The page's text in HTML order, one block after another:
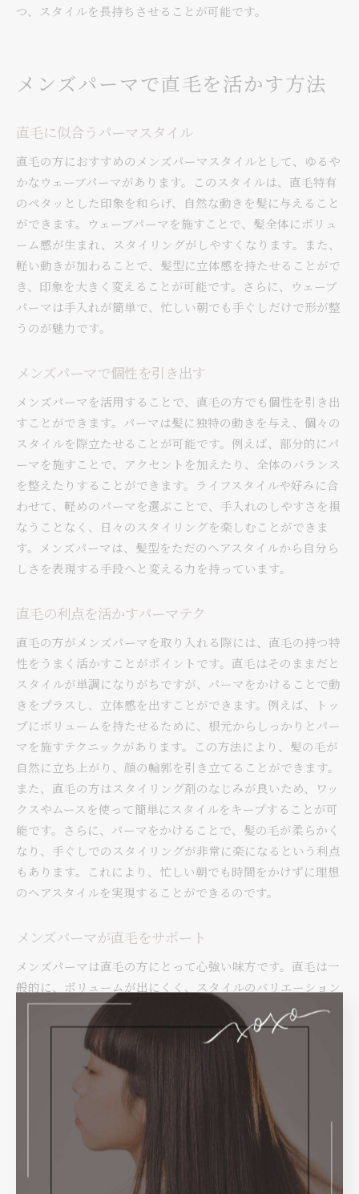
つ、スタイルを長持ちさせることが可能です。
メンズパーマで直毛を活かす方法
直毛に似合うパーマスタイル
直毛の方におすすめのメンズパーマスタイルとして、ゆるや
かなウェーブパーマがあります。このスタイルは、直毛特有
のペタッとした印象を和らげ、自然な動きを髪に与えること
ができます。ウェーブパーマを施すことで、髪全体にボリュ
ーム感が生まれ、スタイリングがしやすくなります。また、
軽い動きが加わることで、髪型に立体感を持たせることがで
き、印象を大きく変えることが可能です。さらに、ウェーブ
パーマは手入れが簡単で、忙しい朝でも手ぐしだけで形が整
うのが魅力です。
メンズパーマで個性を引き出す
メンズパーマを活用することで、直毛の方でも個性を引き出
すことができます。パーマは髪に独特の動きを与え、個々の
スタイルを際立たせることが可能です。例えば、部分的にパ
ーマを施すことで、アクセントを加えたり、全体のバランス
を整えたりすることができます。ライフスタイルや好みに合
わせて、軽めのパーマを選ぶことで、手入れのしやすさを損
なうことなく、日々のスタイリングを楽しむことができま
す。メンズパーマは、髪型をただのヘアスタイルから自分ら
しさを表現する手段へと変える力を持っています。
直毛の利点を活かすパーマテク
直毛の方がメンズパーマを取り入れる際には、直毛の持つ特
性をうまく活かすことがポイントです。直毛はそのままだと
スタイルが単調になりがちですが、パーマをかけることで動
きをプラスし、立体感を出すことができます。例えば、トッ
プにボリュームを持たせるために、根元からしっかりとパー
マを施すテクニックがあります。この方法により、髪の毛が
自然に立ち上がり、顔の輪郭を引き立てることができます。
また、直毛の方はスタイリング剤のなじみが良いため、ワッ
クスやムースを使って簡単にスタイルをキープすることが可
能です。さらに、パーマをかけることで、髪の毛が柔らかく
なり、手ぐしでのスタイリングが非常に楽になるという利点
もあります。これにより、忙しい朝でも時間をかけずに理想
のヘアスタイルを実現することができるのです。
メンズパーマが直毛をサポート
メンズパーマは直毛の方にとって心強い味方です。直毛は一
般的に、ボリュームが出にくく、スタイルのバリエーション
が限られがちですが、パーマを取り入れることでその問題を
解消できます。特に、直毛の方におすすめなのが、ゆるやか
なウェーブパーマです。このスタイルは、髪全体に自然な動
きを与え、ボリューム感を演出します。また、パーマをかけ
ることで、髪の質感が柔らかくなり、スタイリング剤の効果
がより発揮されやすくなります。これにより、セットがしや
すく、長時間にわたってスタイルをキープすることが可能で
す。さらに、パーマを活用することで、髪型に変化をつけや
すくなり、自分らしい個性を演出することができるのも魅力